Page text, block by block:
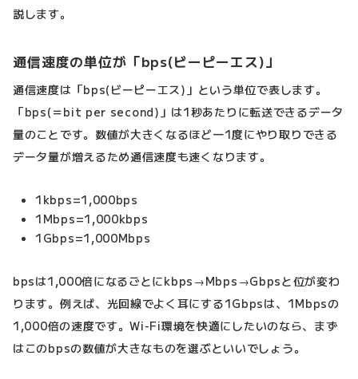
説します。
通信速度の単位が「bps(ビーピーエス)」
通信速度は「bps(ビーピーエス)」という単位で表します。
「bps(＝bit per second)」は1秒あたりに転送できるデータ
量のことです。数値が大きくなるほど一1度にやり取りできる
データ量が増えるため通信速度も速くなります。
1kbps=1,000bps
1Mbps=1,000kbps
1Gbps=1,000Mbps
bpsは1,000倍になるごとにkbps→Mbps→Gbpsと位が変わ
ります。例えば、光回線でよく耳にする1Gbpsは、1Mbpsの
1,000倍の速度です。Wi-Fi環境を快適にしたいのなら、まず
はこのbpsの数値が大きなものを選ぶといいでしょう。